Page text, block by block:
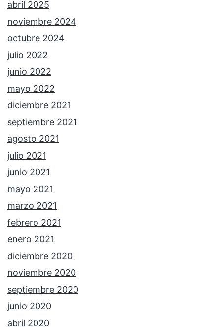
abril 2025
noviembre 2024
octubre 2024
julio 2022
junio 2022
mayo 2022
diciembre 2021
septiembre 2021
agosto 2021
julio 2021
junio 2021
mayo 2021
marzo 2021
febrero 2021
enero 2021
diciembre 2020
noviembre 2020
septiembre 2020
junio 2020
abril 2020